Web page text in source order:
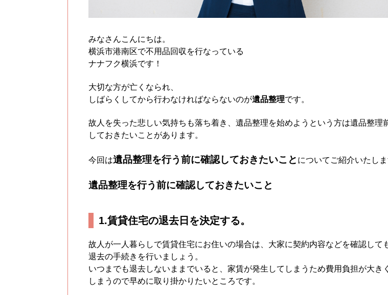
みなさんこんにちは。
横浜市港南区で不用品回収を行なっている
ナナフク横浜です！
大切な方が亡くなられ、
しばらくしてから行わなければならないのが遺品整理です。
故人を失った悲しい気持ちも落ち着き、遺品整理を始めようという方は遺品整理
しておきたいことがあります。
今回は遺品整理を行う前に確認しておきたいこと についてご紹介いたしま
遺品整理を行う前に確認しておきたいこと
1.賃貸住宅の退去日を決定する。
故人が一人暮らしで賃貸住宅にお住いの場合は、大家に契約内容などを確認して
退去の手続きを行いましょう。
いつまでも退去しないままでいると、家賃が発生してしまうため費用負担が大き
しまうので早めに取り掛かりたいところです。